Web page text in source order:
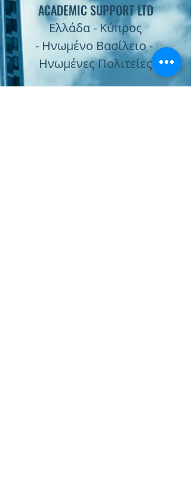
ACADEMIC SUPPORT LTD
Ελλάδα - Κύπρος
- Ηνωμένο Βασίλειο -
Ηνωμένες Πολιτείες